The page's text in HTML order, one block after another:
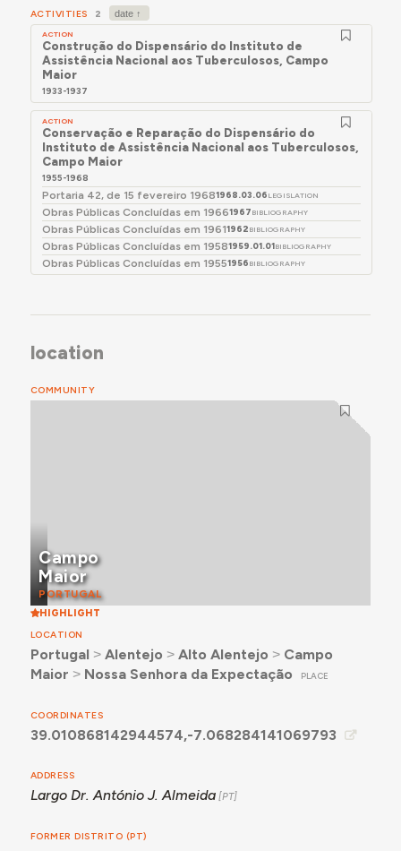
em janeiro de 2017 como Posto de Fisioterapia.
ACTIVITIES 2
ACTION
Construção do Dispensário do Instituto de
Assistência Nacional aos Tuberculosos, Campo
Maior
1933-1937
ACTION
Conservação e Reparação do Dispensário do
Instituto de Assistência Nacional aos Tuberculosos,
Campo Maior
1955-1968
Portaria 42, de 15 fevereiro 19681968.03.06 LEGISLATION
Obras Públicas Concluídas em 19661967 BIBLIOGRAPHY
Obras Públicas Concluídas em 19611962 BIBLIOGRAPHY
Obras Públicas Concluídas em 19581959.01.01BIBLIOGRAPHY
Obras Públicas Concluídas em 19551956 BIBLIOGRAPHY
location
COMMUNITY
Campo
Maior
PORTUGAL
HIGHLIGHT
LOCATION
Portugal ˃ Alentejo ˃ Alto Alentejo ˃ Campo
Maior ˃ Nossa Senhora da Expectação PLACE
COORDINATES
39.010868142944574,-7.068284141069793
ADDRESS
Largo Dr. António J. Almeida
FORMER DISTRITO (PT)